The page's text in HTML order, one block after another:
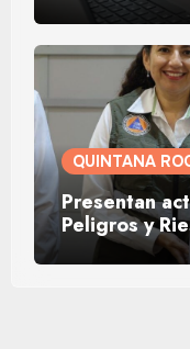
QUINTANA
Presentan
Peligros y